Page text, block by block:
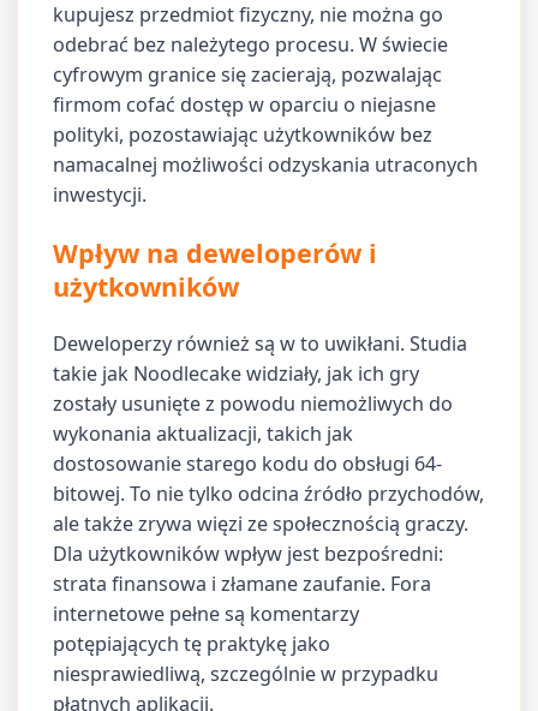
kupujesz przedmiot fizyczny, nie można go
odebrać bez należytego procesu. W świecie
cyfrowym granice się zacierają, pozwalając
firmom cofać dostęp w oparciu o niejasne
polityki, pozostawiając użytkowników bez
namacalnej możliwości odzyskania utraconych
inwestycji.
Wpływ na deweloperów i
użytkowników
Deweloperzy również są w to uwikłani. Studia
takie jak Noodlecake widziały, jak ich gry
zostały usunięte z powodu niemożliwych do
wykonania aktualizacji, takich jak
dostosowanie starego kodu do obsługi 64-
bitowej. To nie tylko odcina źródło przychodów,
ale także zrywa więzi ze społecznością graczy.
Dla użytkowników wpływ jest bezpośredni:
strata finansowa i złamane zaufanie. Fora
internetowe pełne są komentarzy
potępiających tę praktykę jako
niesprawiedliwą, szczególnie w przypadku
płatnych aplikacji.